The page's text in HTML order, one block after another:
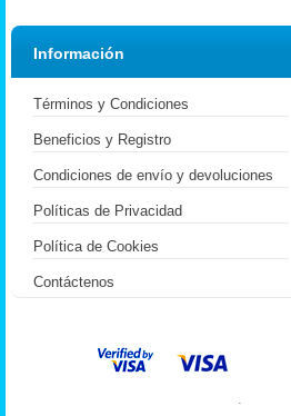
Información
Términos y Condiciones
Beneficios y Registro
Condiciones de envío y devoluciones
Políticas de Privacidad
Política de Cookies
Contáctenos
.